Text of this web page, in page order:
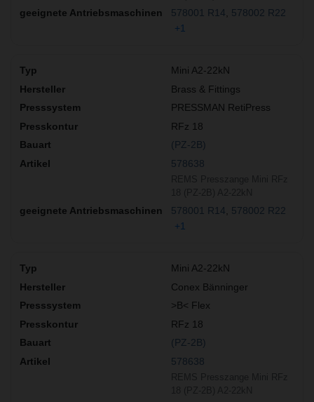
578001 R14
578002 R22
+1
Mini A2-22kN
Brass & Fittings
PRESSMAN RetiPress
RFz 18
(PZ-2B)
578638
578001 R14
578002 R22
+1
Mini A2-22kN
Conex Bänninger
>B< Flex
RFz 18
(PZ-2B)
578638